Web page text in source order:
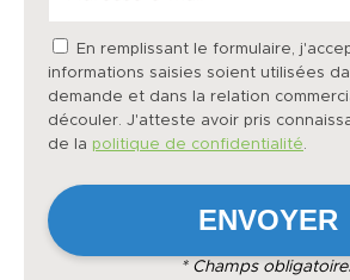
En remplissant le formulaire,
informations saisies soient utilisées
demande et dans la relation
découler. J'atteste avoir pris
de la politique de confidentialité.
* Champs